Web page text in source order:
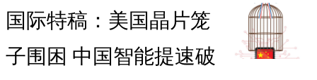
国际特稿：美国晶片笼
子围困 中国智能提速破